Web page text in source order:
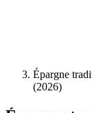
Épargne
(2026)